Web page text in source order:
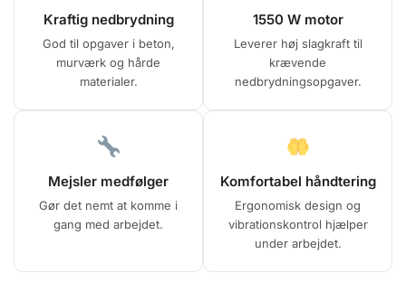
Kraftig nedbrydning
God til opgaver i beton,
murværk og hårde
materialer.
1550 W motor
Leverer høj slagkraft til
krævende
nedbrydningsopgaver.
Mejsler medfølger
Gør det nemt at komme i
gang med arbejdet.
Komfortabel håndtering
Ergonomisk design og
vibrationskontrol hjælper
under arbejdet.